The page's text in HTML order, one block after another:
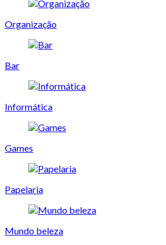
Organização
Bar
Informática
Games
Papelaria
Mundo beleza